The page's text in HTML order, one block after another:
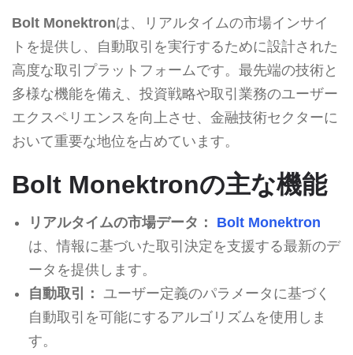
Bolt Monektronは、リアルタイムの市場インサイ
トを提供し、自動取引を実行するために設計された
高度な取引プラットフォームです。最先端の技術と
多様な機能を備え、投資戦略や取引業務のユーザー
エクスペリエンスを向上させ、金融技術セクターに
おいて重要な地位を占めています。
Bolt Monektronの主な機能
リアルタイムの市場データ：
Bolt Monektron
は、情報に基づいた取引決定を支援する最新のデ
ータを提供します。
自動取引：
ユーザー定義のパラメータに基づく
自動取引を可能にするアルゴリズムを使用しま
す。